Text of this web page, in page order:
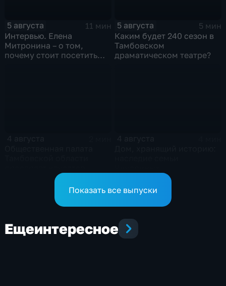
5 августа
11 мин
Интервью. Елена
Митронина – о том,
почему стоит посетить
5 августа
5 мин
Каким будет 240 сезон в
Тамбовском
драматическом театре?
оказания медпомощи
участникам СВОПоказать все выпуски
Ещеинтересное